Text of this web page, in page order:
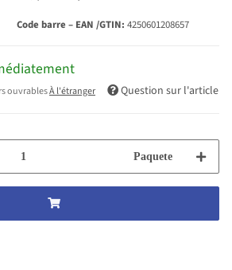
Code barre – EAN /GTIN: 4250601208657
ouvrablesÀ l'étranger Question sur l'article
Paquete